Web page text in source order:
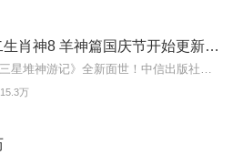
小猪屏蓬十二生肖神8 羊神篇国庆节开始更新啦！
万